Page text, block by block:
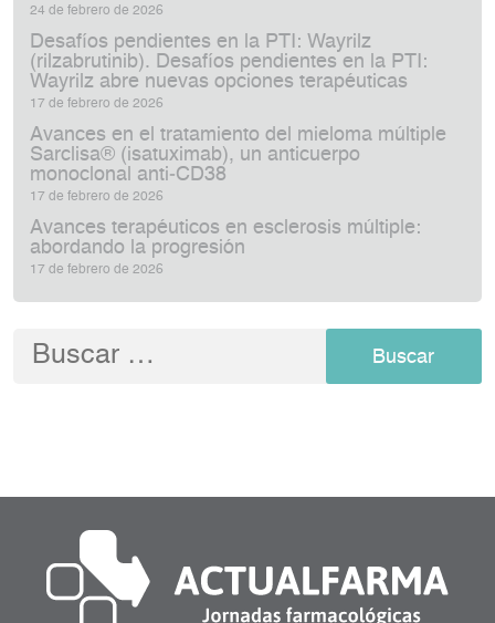
24 de febrero de 2026
Desafíos pendientes en la PTI: Wayrilz
(rilzabrutinib). Desafíos pendientes en la PTI:
Wayrilz abre nuevas opciones terapéuticas
17 de febrero de 2026
Avances en el tratamiento del mieloma múltiple
Sarclisa® (isatuximab), un anticuerpo
monoclonal anti‑CD38
17 de febrero de 2026
Avances terapéuticos en esclerosis múltiple:
abordando la progresión
17 de febrero de 2026
Buscar: